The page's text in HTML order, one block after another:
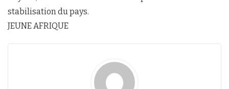
stabilisation du pays.
JEUNE AFRIQUE